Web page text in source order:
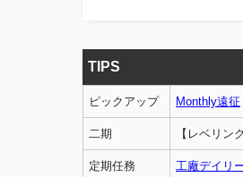
TIPS
ピックアップ Monthly遠征
二期 【レベリング
定期任務 工廠デイリ